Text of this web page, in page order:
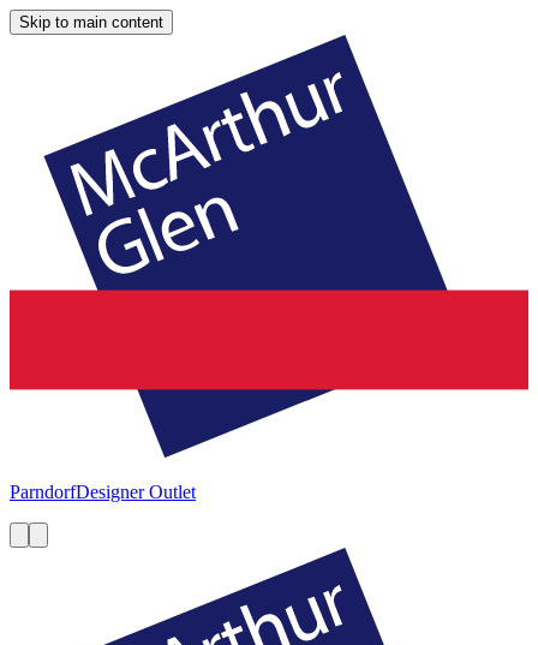
Skip to main content
ParndorfDesigner Outlet